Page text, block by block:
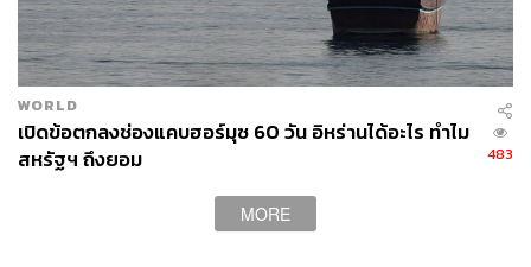
WORLD
เปิดข้อตกลงช่องแคบฮอร์มุซ 60 วัน อิหร่านได้อะไร ทำไม
สหรัฐฯ ถึงยอม
483
MORE